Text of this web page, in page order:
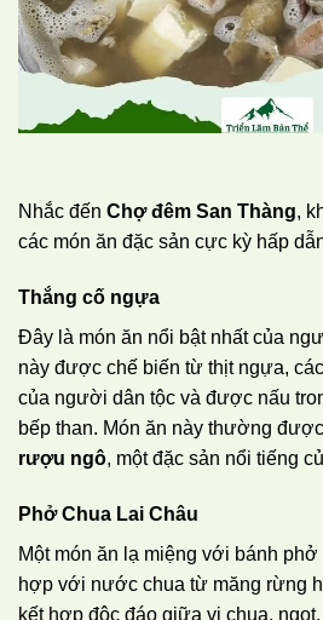
Nhắc đến Chợ đêm San Thàng,
các món ăn đặc sản cực kỳ hấp
Thắng cố ngựa
Đây là món ăn nổi bật nhất của
này được chế biến từ thịt ngựa,
của người dân tộc và được nấu
bếp than. Món ăn này thường
rượu ngô, một đặc sản nổi tiếng
Phở Chua Lai Châu
Một món ăn lạ miệng với bánh
hợp với nước chua từ măng rừng
kết hợp độc đáo giữa vị chua,